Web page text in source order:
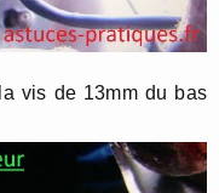
vis de 13mm du bas